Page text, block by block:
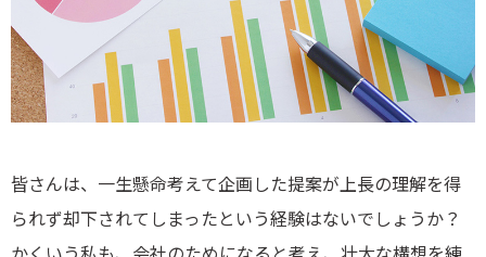
皆さんは、一生懸命考えて企画した提案が上長の理解を得
られず却下されてしまったという経験はないでしょうか？